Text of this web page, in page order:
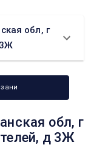
обл, г
3Ж
обл, г
д 3Ж